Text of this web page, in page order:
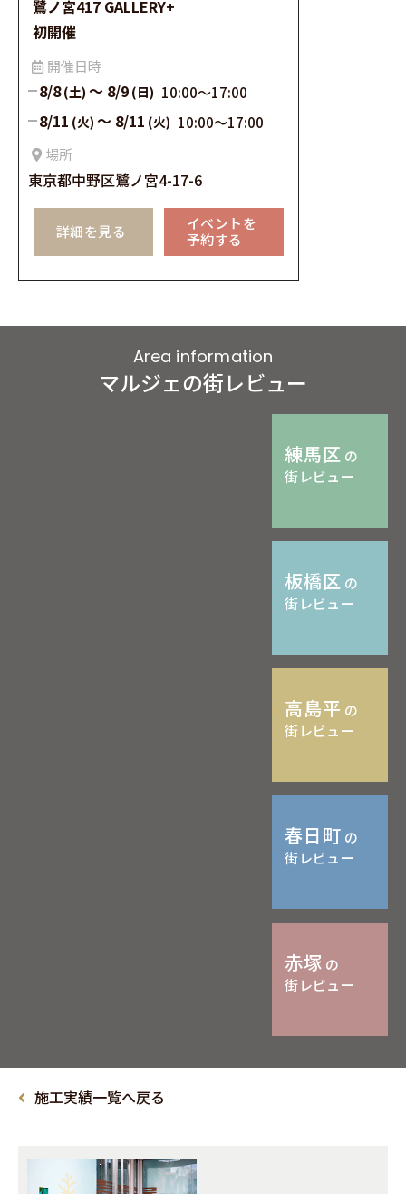
鷺ノ宮417 GALLERY+
初開催
開催⽇時
8/8 (土) ～ 8/9 (日) 10:00〜17:00
8/11 (火) ～ 8/11 (火) 10:00〜17:00
場所
東京都中野区鷺ノ宮4-17-6
詳細を見る
イベントを
予約する
Area information
マルジェの街レビュー
練馬区 の
街レビュー
板橋区 の
街レビュー
高島平 の
街レビュー
春日町 の
街レビュー
赤塚 の
街レビュー
施工実績一覧へ戻る